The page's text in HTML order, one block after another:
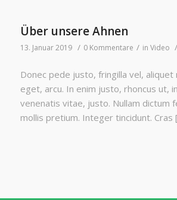
Über unsere Ahnen
13. Januar 2019 / 0 Kommentare / in Video /
Donec pede justo, fringilla vel, aliquet
eget, arcu. In enim justo, rhoncus ut,
venenatis vitae, justo. Nullam dictum
mollis pretium. Integer tincidunt. Cras